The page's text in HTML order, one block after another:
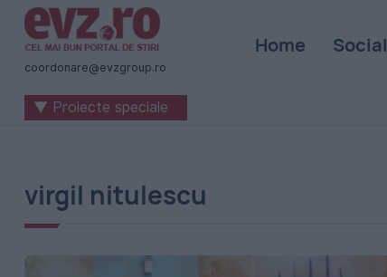
Știri
naționale
internaționale
România
-
coordonare@evzgroup.ro
Home Social
▼ Proiecte speciale
virgil nitulescu